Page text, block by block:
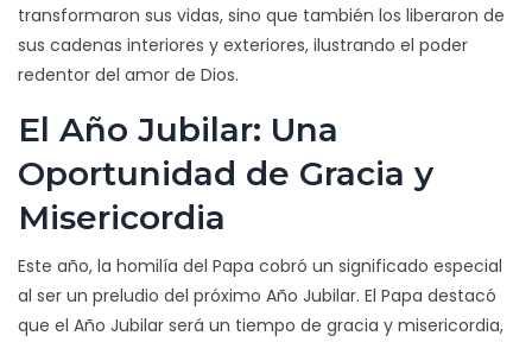
transformaron sus vidas, sino que también los liberaron de
sus cadenas interiores y exteriores, ilustrando el poder
redentor del amor de Dios.
El Año Jubilar: Una
Oportunidad de Gracia y
Misericordia
Este año, la homilía del Papa cobró un significado especial
al ser un preludio del próximo Año Jubilar. El Papa destacó
que el Año Jubilar será un tiempo de gracia y misericordia,